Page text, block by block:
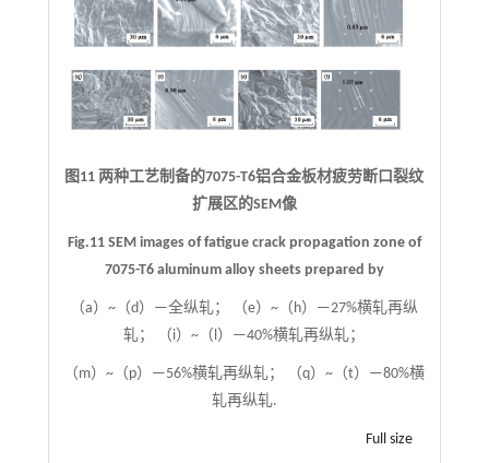
图11 两种工艺制备的7075-T6铝合金板材疲劳断口裂纹
扩展区的SEM像
Fig.11 SEM images of fatigue crack propagation zone of
7075-T6 aluminum alloy sheets prepared by
（a）~（d）—全纵轧； （e）~（h）—27%横轧再纵
轧； （i）~（l）—40%横轧再纵轧；
（m）~（p）—56%横轧再纵轧； （q）~（t）—80%横
轧再纵轧.
Full size